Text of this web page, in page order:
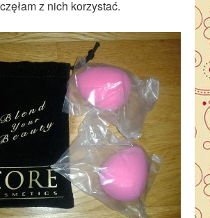
z nich korzystać.